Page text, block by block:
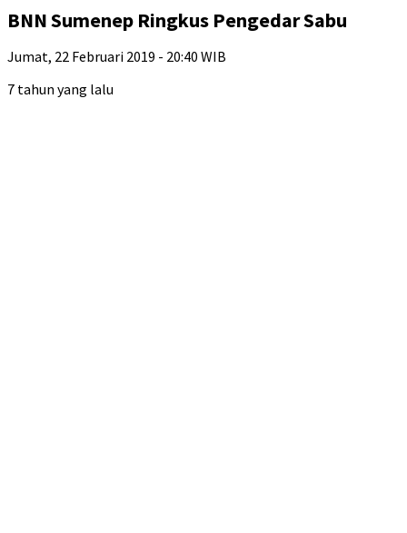
BNN Sumenep Ringkus Pengedar Sabu
Jumat, 22 Februari 2019 - 20:40 WIB
7 tahun yang lalu